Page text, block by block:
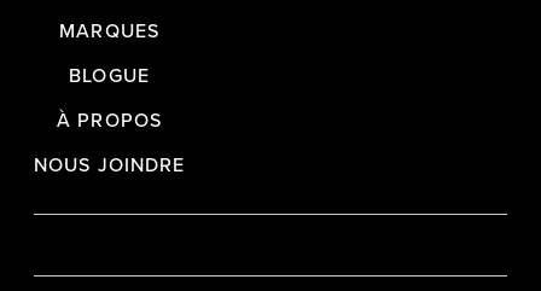
MARQUES
BLOGUE
À PROPOS
NOUS JOINDRE